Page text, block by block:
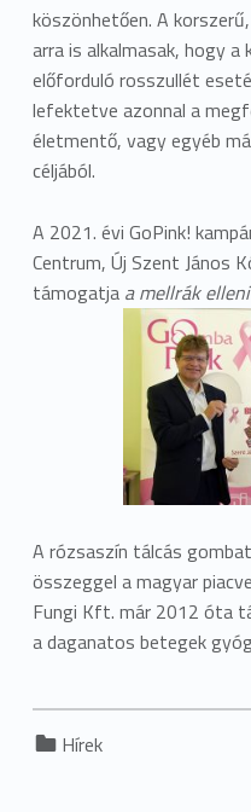
köszönhetően. A
arra is alkalmasak, hogy
előforduló rosszullét
lefektetve azonnal a
életmentő, vagy egyéb
céljából.
A 2021. évi GoPink!
Centrum, Új Szent János
támogatja a mellrák
A rózsaszín tálcás
összeggel a magyar
Fungi Kft. már 2012 óta
a daganatos betegek
Categorized in:
Hírek